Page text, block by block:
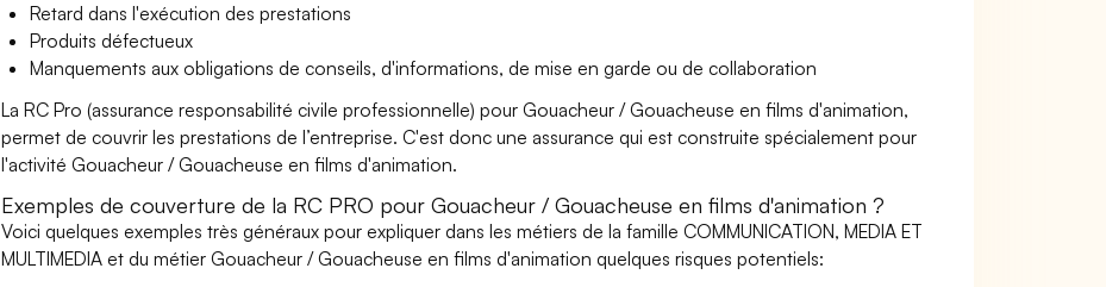
Retard dans l'exécution des prestations
Produits défectueux
Manquements aux obligations de conseils, d'informations, de mise en garde ou de collaboration
La RC Pro (assurance responsabilité civile professionnelle) pour Gouacheur / Gouacheuse en films d'animation,
permet de couvrir les prestations de l’entreprise. C'est donc une assurance qui est construite spécialement pour
l'activité Gouacheur / Gouacheuse en films d'animation.
Exemples de couverture de la RC PRO pour Gouacheur / Gouacheuse en films d'animation ?
Voici quelques exemples très généraux pour expliquer dans les métiers de la famille COMMUNICATION, MEDIA ET
MULTIMEDIA et du métier Gouacheur / Gouacheuse en films d'animation quelques risques potentiels: